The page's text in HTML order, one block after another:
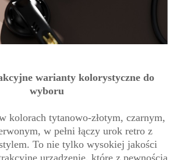
warianty kolorystyczne do
wyboru
kolorach tytanowo-złotym, czarnym,
w pełni łączy urok retro z
To nie tylko wysokiej jakości